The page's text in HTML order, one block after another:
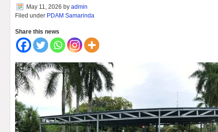
May 11, 2026 by admin
Filed under PDAM Samarinda
Share this news